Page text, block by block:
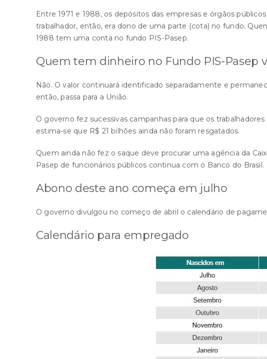
Entre 1971 e 1988, os depósitos das empresas e órgãos
trabalhador, então, era dono de uma parte (cota) no fundo.
1988 tem uma conta no fundo PIS-Pasep.
Quem tem dinheiro no Fundo PIS-Pasep
Não. O valor continuará identificado separadamente e
então, passa para a União.
O governo fez sucessivas campanhas para que os
estima-se que R$ 21 bilhões ainda não foram resgatados.
Quem ainda não fez o saque deve procurar uma agência da
Pasep de funcionários públicos continua com o Banco do Brasil.
Abono deste ano começa em julho
O governo divulgou no começo de abril o calendário de
Calendário para empregado